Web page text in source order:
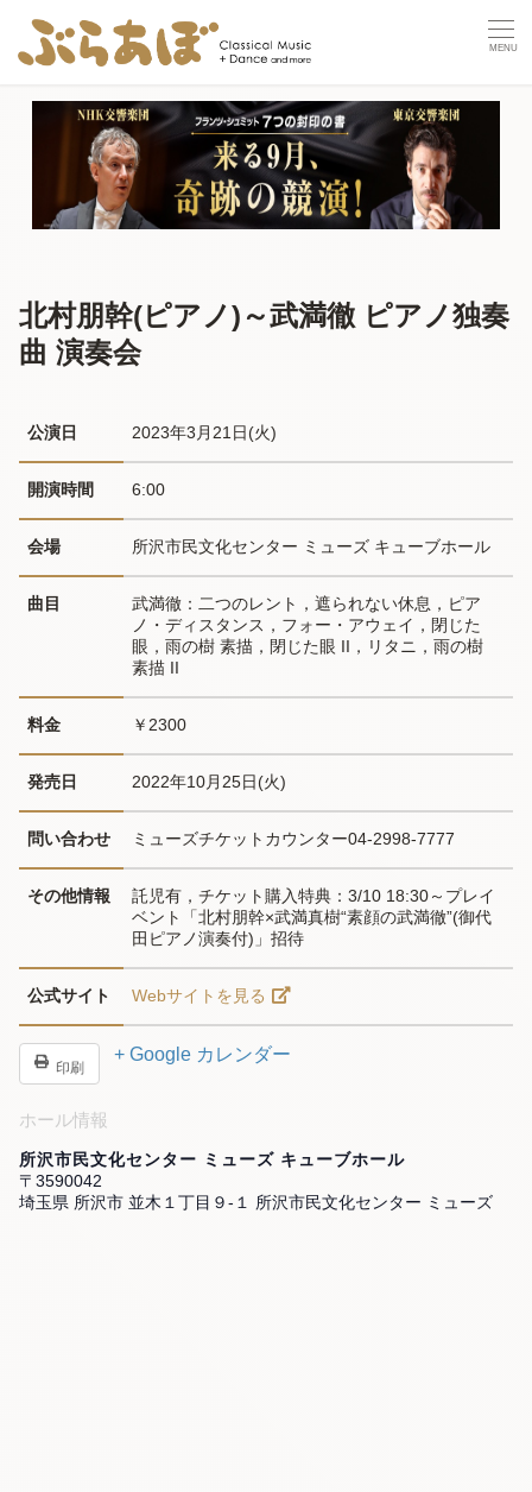
北村朋幹(ピアノ)～武満徹 ピアノ独奏
曲 演奏会
公演日 2023年3月21日(火)
開演時間 6:00
会場 所沢市民文化センター ミューズ キューブホール
曲目
武満徹：二つのレント，遮られない休息，ピア
ノ・ディスタンス，フォー・アウェイ，閉じた
眼，雨の樹 素描，閉じた眼 II，リタニ，雨の樹
素描 II
料金 ￥2300
発売日 2022年10月25日(火)
問い合わせ ミューズチケットカウンター04-2998-7777
その他情報
託児有，チケット購入特典：3/10 18:30～プレイ
ベント「北村朋幹×武満真樹“素顔の武満徹”(御代
田ピアノ演奏付)」招待
公式サイト Webサイトを見る
印刷
+ Google カレンダー
ホール情報
所沢市民文化センター ミューズ キューブホール
〒3590042
埼玉県 所沢市 並木１丁目９-１ 所沢市民文化センター ミューズ